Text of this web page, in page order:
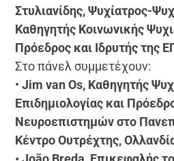
Στυλιανίδης, Ψυχίατρος-
Καθηγητής Κοινωνικής
Πρόεδρος και Ιδρυτής της
Στο πάνελ συμμετέχουν:
• Jim van Os, Καθηγητής
Επιδημιολογίας και
Νευροεπιστημών στο
Κέντρο Ουτρέχτης,